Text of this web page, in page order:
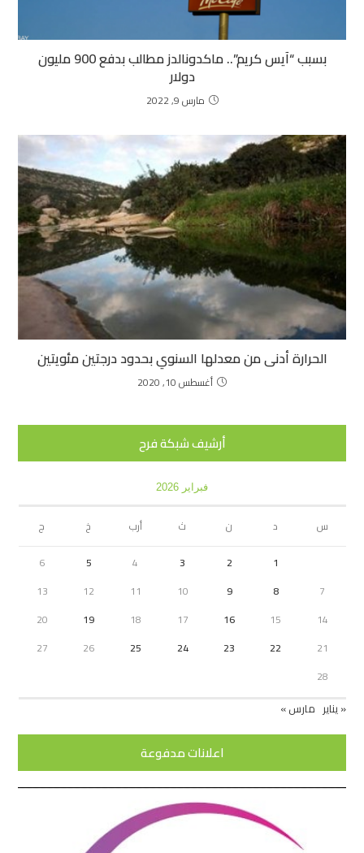
بسبب “آيس كريم”.. ماكدونالدز مطالب بدفع 900 مليون
دولار
مارس 9, 2022
الحرارة أدنى من معدلها السنوي بحدود درجتين مئويتين
أغسطس 10, 2020
أرشيف شبكة فرح
فبراير 2026
س د ن ث أرب خ
ج
1
2
3
4
5
6
7
8
9
10
11
12
13
14
15
16
17
18
19
20
21
22
23
24
25
26
27
28
« يناير مارس »
اعلانات مدفوعة